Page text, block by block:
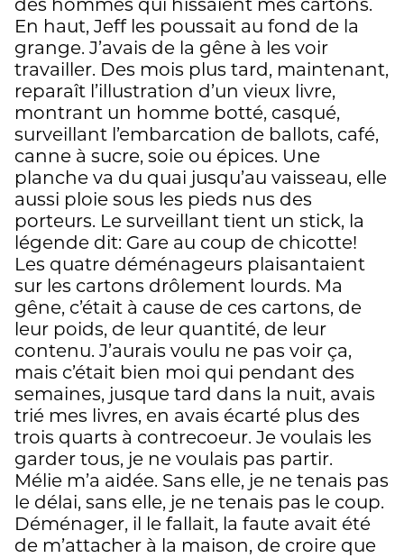
des hommes qui hissaient mes cartons.
En haut, Jeff les poussait au fond de la
grange. J’avais de la gêne à les voir
travailler. Des mois plus tard, maintenant,
reparaît l’illustration d’un vieux livre,
montrant un homme botté, casqué,
surveillant l’embarcation de ballots, café,
canne à sucre, soie ou épices. Une
planche va du quai jusqu’au vaisseau, elle
aussi ploie sous les pieds nus des
porteurs. Le surveillant tient un stick, la
légende dit: Gare au coup de chicotte!
Les quatre déménageurs plaisantaient
sur les cartons drôlement lourds. Ma
gêne, c’était à cause de ces cartons, de
leur poids, de leur quantité, de leur
contenu. J’aurais voulu ne pas voir ça,
mais c’était bien moi qui pendant des
semaines, jusque tard dans la nuit, avais
trié mes livres, en avais écarté plus des
trois quarts à contrecoeur. Je voulais les
garder tous, je ne voulais pas partir.
Mélie m’a aidée. Sans elle, je ne tenais pas
le délai, sans elle, je ne tenais pas le coup.
Déménager, il le fallait, la faute avait été
de m’attacher à la maison, de croire que